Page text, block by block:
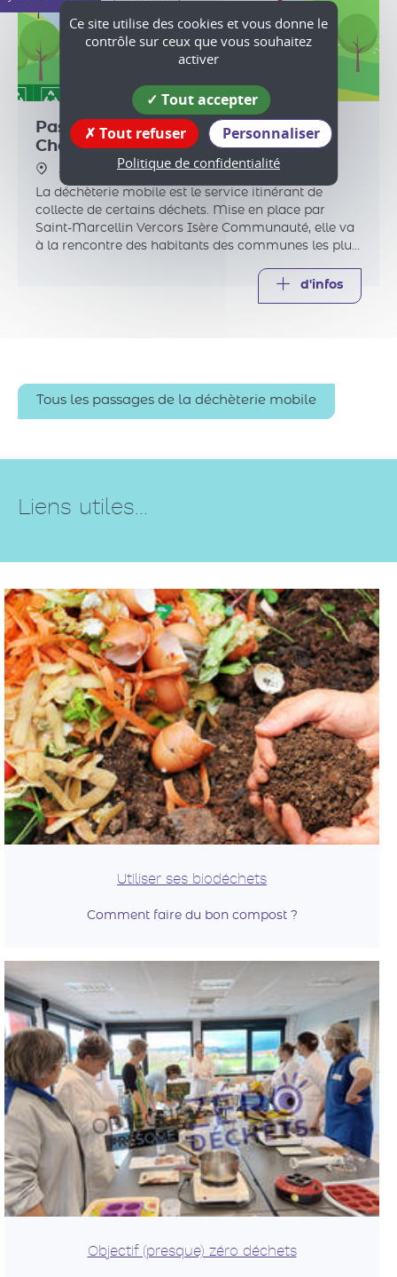
Passage de la déchèterie mobile à
Chevrières
38160 Chevrières
La déchèterie mobile est le service itinérant de
collecte de certains déchets. Mise en place par
Saint-Marcellin Vercors Isère Communauté, elle va
à la rencontre des habitants des communes les plus
d'infos
Tous les passages de la déchèterie mobile
Liens utiles...
Utiliser ses biodéchets
Comment faire du bon compost ?
Objectif (presque) zéro déchets
Ce site utilise des cookies et vous donne le
contrôle sur ceux que vous souhaitez
activer
Tout accepter
Tout refuser
Personnaliser
Politique de confidentialité